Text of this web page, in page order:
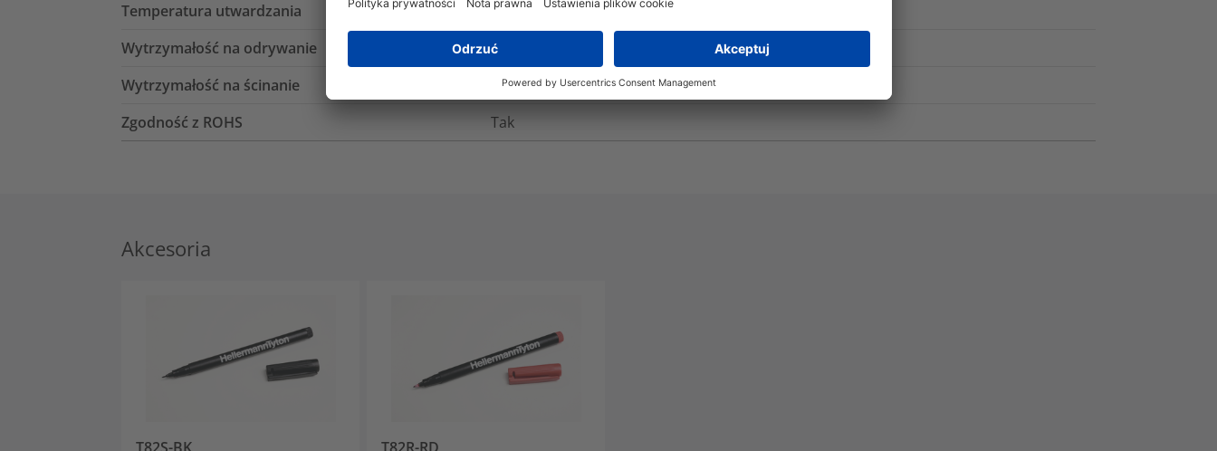
Temperatura utwardzania
od +8°C
Wytrzymałość na odrywanie
550 N/m
Wytrzymałość na ścinanie
120h
Zgodność z ROHS
Tak
Akcesoria